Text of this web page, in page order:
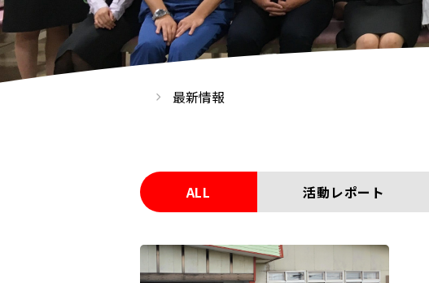
最新情報
ALL 活動レポート